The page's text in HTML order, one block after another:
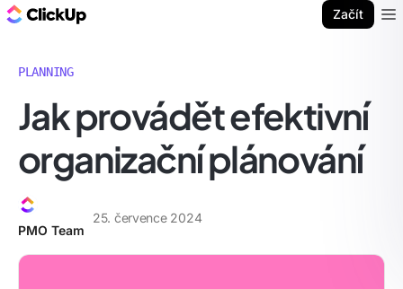
Začít
PLANNING
Jak provádět efektivní
organizační plánování
PMO Team
25. července 2024